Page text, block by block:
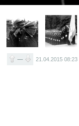
— 21.04.201508:23